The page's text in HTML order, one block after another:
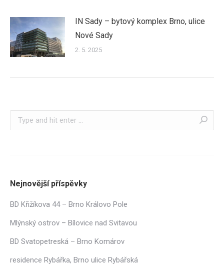
IN Sady – bytový komplex Brno, ulice
Nové Sady
2. 5. 2025
Search:
Nejnovější příspěvky
BD Křižíkova 44 – Brno Královo Pole
Mlýnský ostrov – Bílovice nad Svitavou
BD Svatopetreská – Brno Komárov
residence Rybářka, Brno ulice Rybářská